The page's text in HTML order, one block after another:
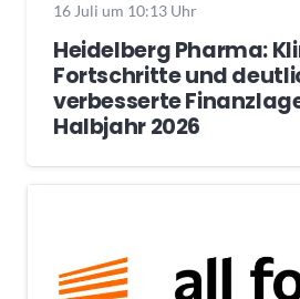
16 Juli um 10:13 Uhr
Heidelberg Pharma:
Fortschritte und
verbesserte
Halbjahr 2026